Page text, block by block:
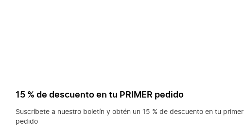
15 % de descuento en tu PRIMER pedido
Suscríbete a nuestro boletín y obtén un 15 % de descuento en tu primer
pedido